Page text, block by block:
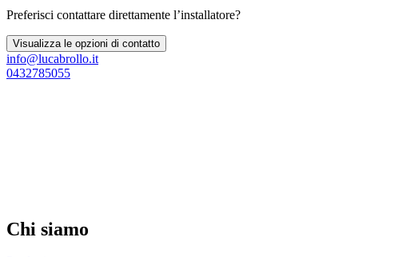
Preferisci contattare direttamente l’installatore?
Visualizza le opzioni di contatto
info@lucabrollo.it
0432785055
Chi siamo